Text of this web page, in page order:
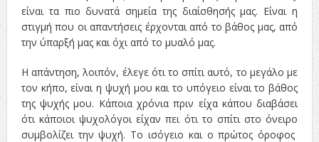
είναι τα πιο δυνατά σημεία της διαίσθησής μας. Είναι η
στιγμή που οι απαντήσεις έρχονται από το βάθος μας, από
την ύπαρξή μας και όχι από το μυαλό μας.
Η απάντηση, λοιπόν, έλεγε ότι το σπίτι αυτό, το μεγάλο με
τον κήπο, είναι η ψυχή μου και το υπόγειο είναι το βάθος
της ψυχής μου. Κάποια χρόνια πριν είχα κάπου διαβάσει
ότι κάποιοι ψυχολόγοι είχαν πει ότι το σπίτι στο όνειρο
συμβολίζει την ψυχή. Το ισόγειο και ο πρώτος όροφος